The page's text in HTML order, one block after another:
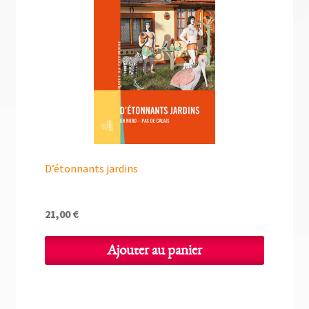
D’étonnants jardins
21,00€
Ajouter au panier